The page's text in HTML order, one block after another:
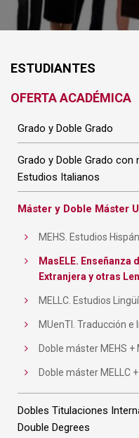
ESTUDIANTES
OFERTA ACADÉMICA
Grado y Doble Grado
Grado y Doble Grado con
Estudios Italianos
Máster y Doble Máster
MEHS. Estudios
MasELE. Enseñanza
Extranjera y otras
MELLC. Estudios
MUenTI. Traducción e
Doble máster MEHS
Doble máster MELLC
Dobles Titulaciones
Double Degrees